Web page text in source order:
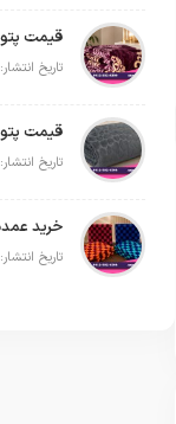
تاریخ انتشار: 1 آگوست 2026
تاریخ انتشار: 31 جولای 2026
تاریخ انتشار: 31 جولای 2026